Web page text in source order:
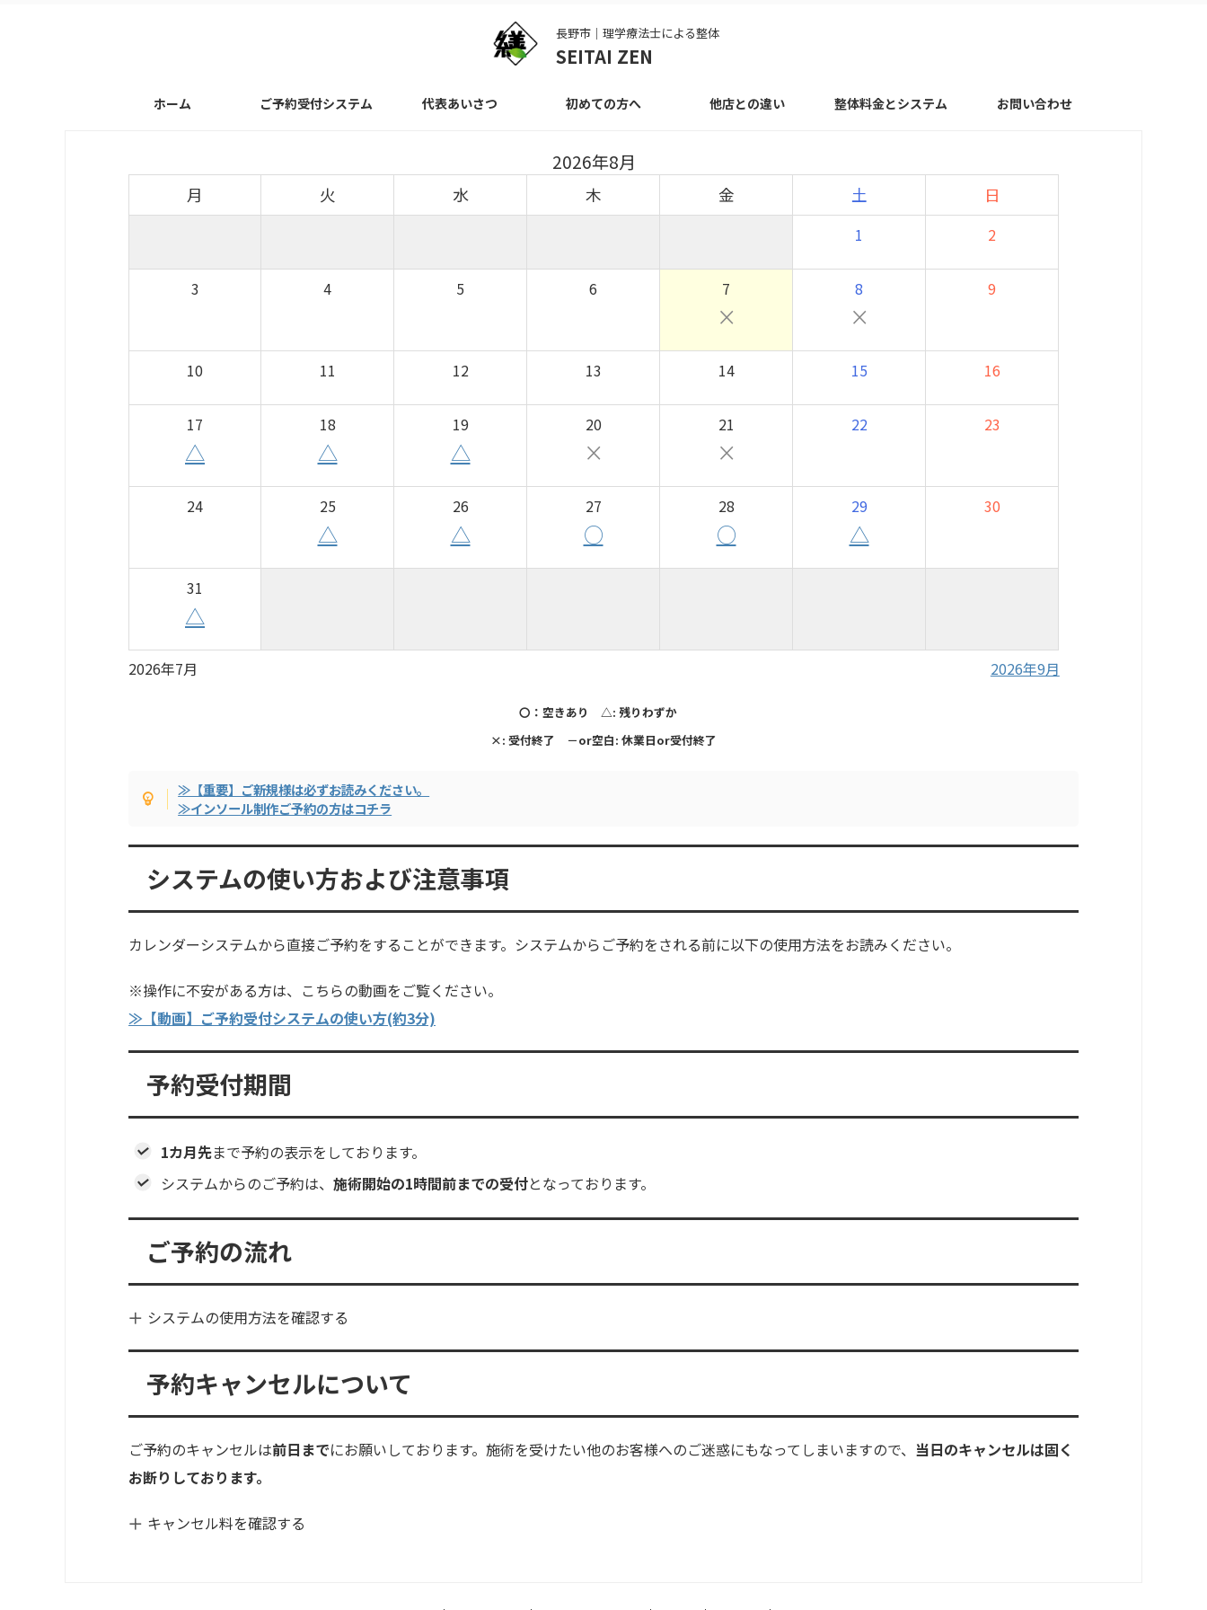
長野市｜理学療法士による整体
SEITAI ZEN
ホーム ご予約受付システム 代表あいさつ 初めての方へ 他店との違い 整体料金とシステム お問い合わせ
2026年8月
月 火 水 木 金 土 日
1 2
3 4 5 6 7
×
8
×
9
10 11 12 13 14 15 16
17
△
18
△
19
△
20
×
21
×
22 23
24 25
△
26
△
27
○
28
○
29
△
30
31
△
2026年7月 2026年9月
〇：空きあり △: 残りわずか
×: 受付終了 －or空白: 休業日or受付終了
≫【重要】ご新規様は必ずお読みください。
≫インソール制作ご予約の方はコチラ
システムの使い方および注意事項
カレンダーシステムから直接ご予約をすることができます。システムからご予約をされる前に以下の使用方法をお読みください。
※操作に不安がある方は、こちらの動画をご覧ください。
≫【動画】ご予約受付システムの使い方(約3分)
予約受付期間
1カ月先まで予約の表示をしております。
システムからのご予約は、 施術開始の1時間前までの受付となっております。
ご予約の流れ
システムの使用方法を確認する
予約キャンセルについて
ご予約のキャンセルは前日までにお願いしております。施術を受けたい他のお客様へのご迷惑にもなってしまいますので、 当日のキャンセルは固く
お断りしております。
キャンセル料を確認する